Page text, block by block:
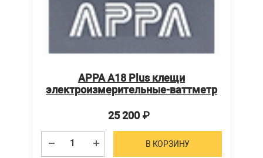
APPA A18 Plus клещи
электроизмерительные-ваттметр
25 200₽
В КОРЗИНУ